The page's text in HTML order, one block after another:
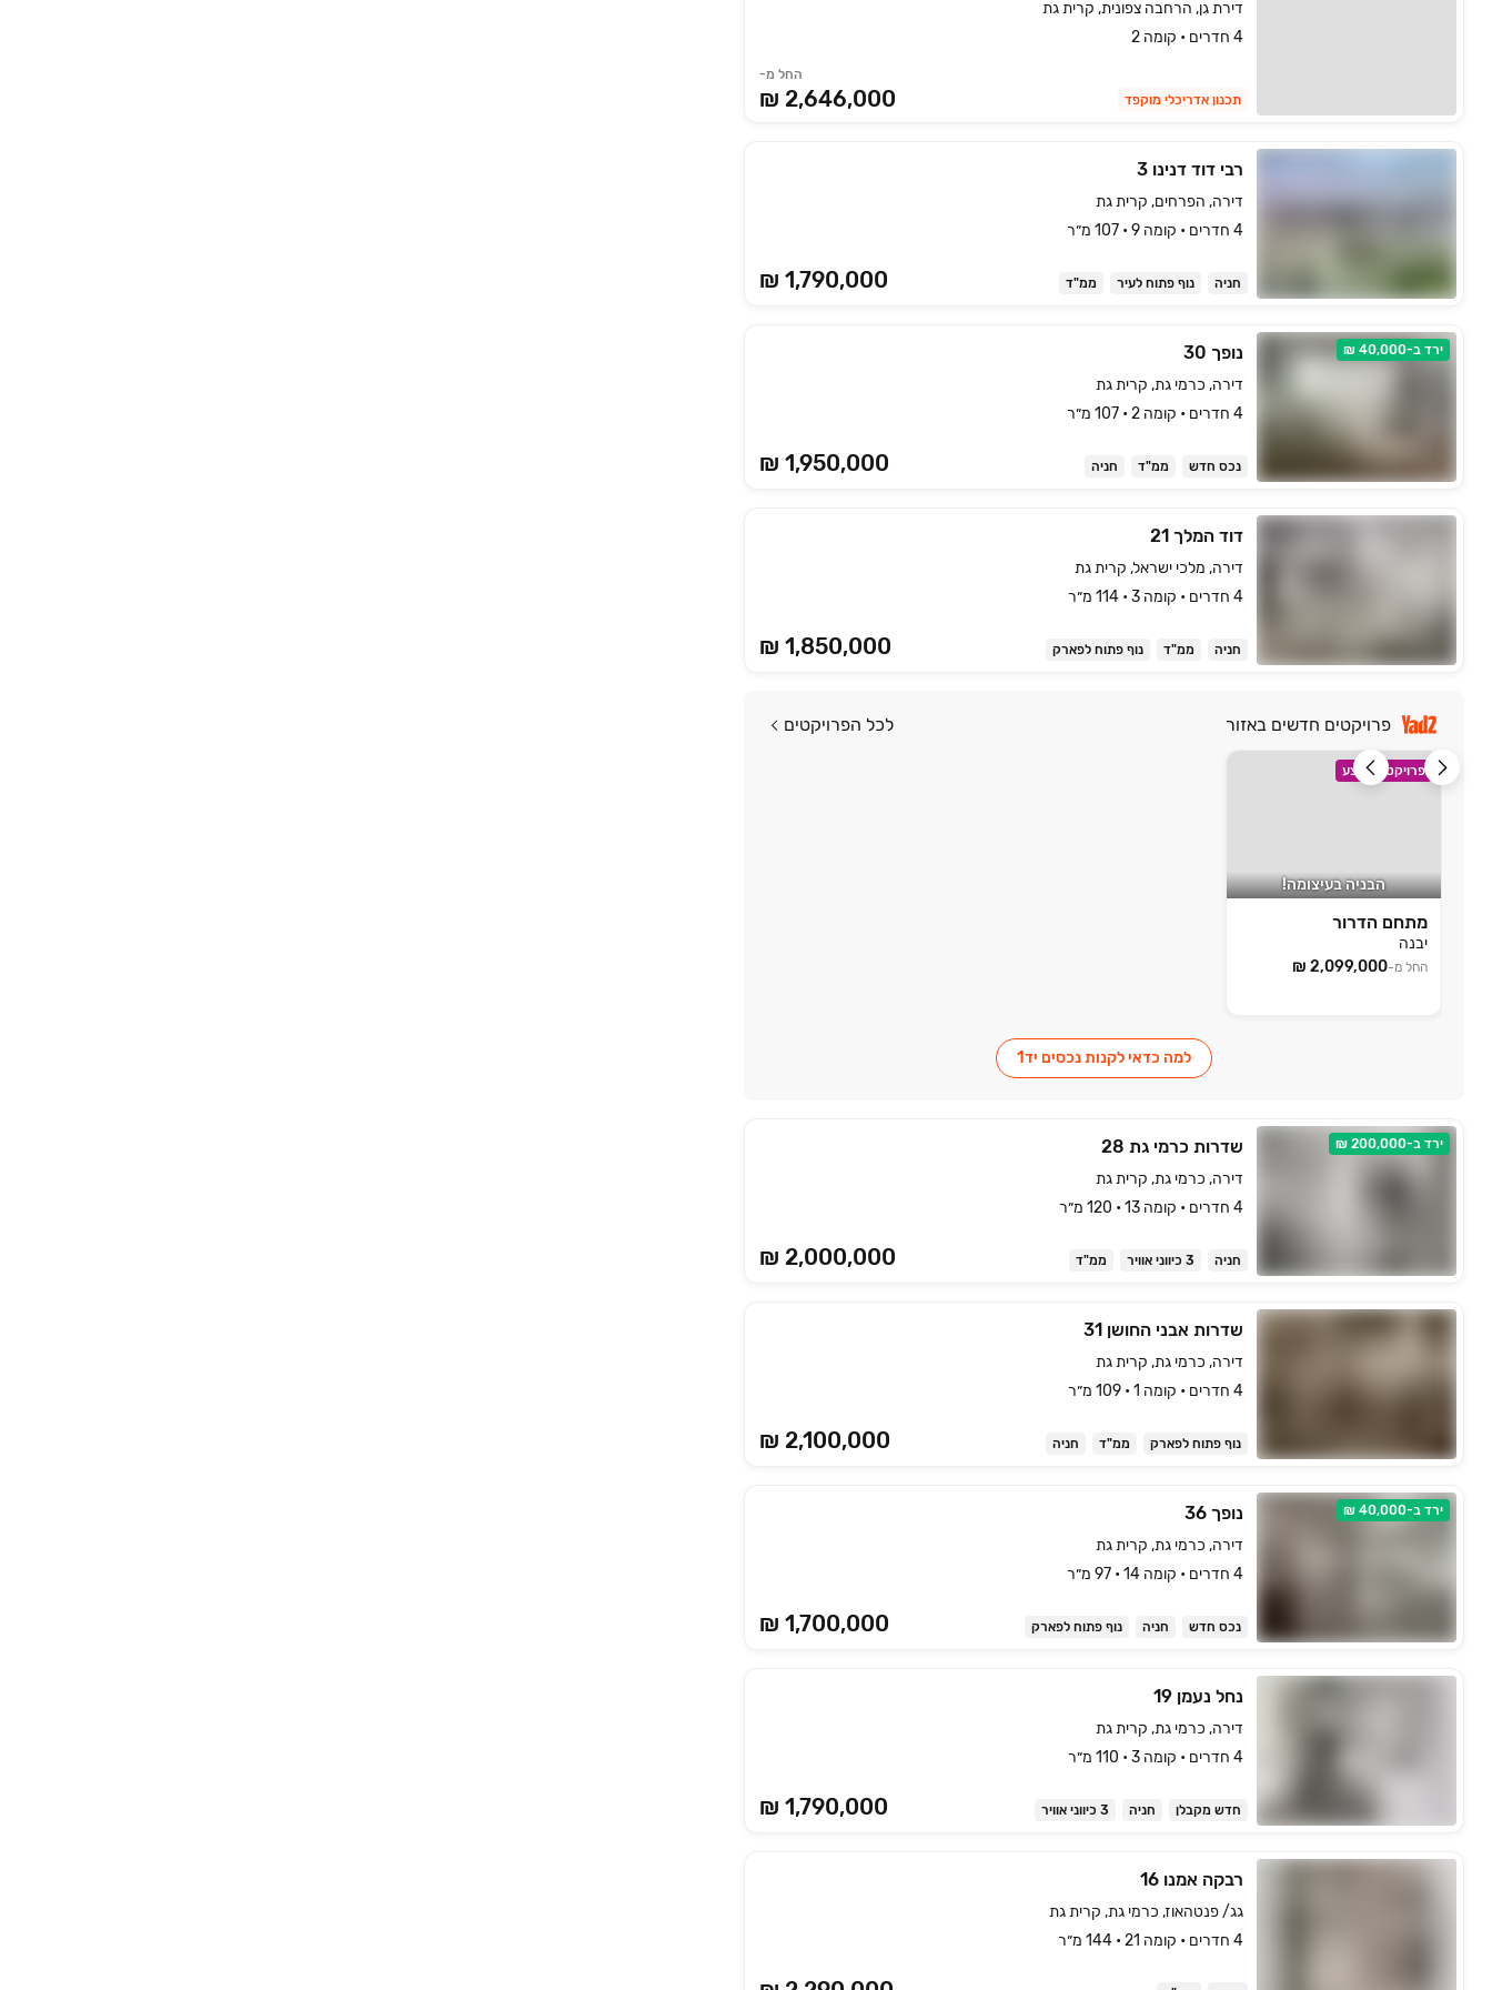
דירת גן, הרחבה צפונית, קרית גת
4 חדרים • קומה 2
החל מ-
2,646,000 ₪ תכנון אדריכלי מוקפד
₪ 1,790,000
רבי דוד דנינו 3
דירה, הפרחים, קרית גת
4 חדרים • קומה ‎9‏ • 107 מ״ר
חניה נוף פתוח לעיר ממ"ד
ירד ב-40,000 ₪
₪ 1,950,000
נופך 30
דירה, כרמי גת, קרית גת
4 חדרים • קומה ‎2‏ • 107 מ״ר
נכס חדש ממ"ד חניה
₪ 1,850,000
דוד המלך 21
דירה, מלכי ישראל, קרית גת
4 חדרים • קומה ‎3‏ • 114 מ״ר
חניה ממ"ד נוף פתוח לפארק
פרויקטים חדשים באזור לכל הפרויקטים
פרויקט במבצע
הבניה בעיצומה!
מתחם הדרור
יבנה
החל מ-
למה כדאי לקנות נכסים יד1
ירד ב-200,000 ₪
₪ 2,000,000
שדרות כרמי גת 28
דירה, כרמי גת, קרית גת
4 חדרים • קומה ‎13‏ • 120 מ״ר
חניה 3 כיווני אוויר ממ"ד
₪ 2,100,000
שדרות אבני החושן 31
דירה, כרמי גת, קרית גת
4 חדרים • קומה ‎1‏ • 109 מ״ר
נוף פתוח לפארק ממ"ד חניה
ירד ב-40,000 ₪
₪ 1,700,000
נופך 36
דירה, כרמי גת, קרית גת
4 חדרים • קומה ‎14‏ • 97 מ״ר
נכס חדש חניה נוף פתוח לפארק
₪ 1,790,000
נחל נעמן 19
דירה, כרמי גת, קרית גת
4 חדרים • קומה ‎3‏ • 110 מ״ר
חדש מקבלן חניה 3 כיווני אוויר
רבקה אמנו 16
גג/ פנטהאוז, כרמי גת, קרית גת
4 חדרים • קומה ‎21‏ • 144 מ״ר